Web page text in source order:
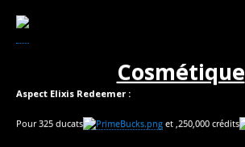
Cosmétique
Aspect Elixis Redeemer :
Pour 325 ducats et ,250,000 crédits